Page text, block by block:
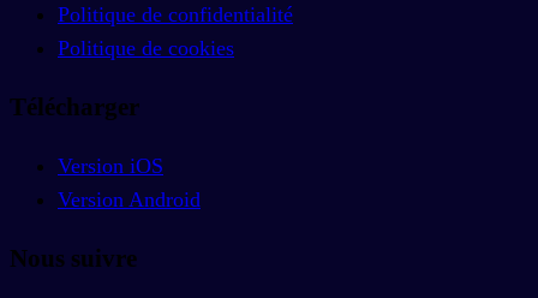
Politique de confidentialité
Politique de cookies
Télécharger
Version iOS
Version Android
Nous suivre